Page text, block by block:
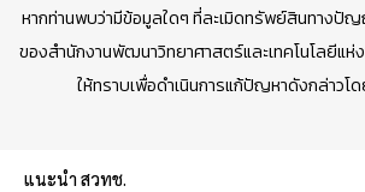
หากท่านพบว่ามีข้อมูลใดๆ ที่ละเมิดทรัพย์สินทางปั
ของสำนักงานพัฒนาวิทยาศาสตร์และเทคโนโลยีแห่
ให้ทราบเพื่อดำเนินการแก้ปัญหาดังกล่าวโ
แนะนำ สวทช.